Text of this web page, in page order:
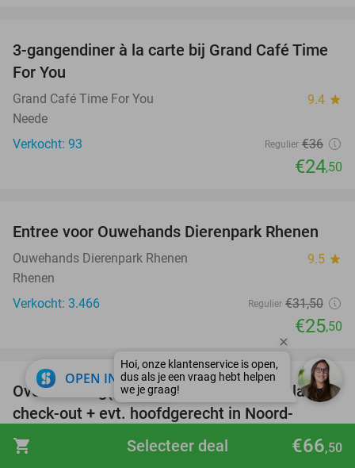
shopping_cart €66,50
Selecteer deal
32%
3-gangendiner à la carte bij Grand Café Time
For You
Grand Café Time For You 9.4 star
Neede
Verkocht: 93
Regulier €36
€24,50
19%
Entree voor Ouwehands Dierenpark Rhenen
Ouwehands Dierenpark Rhenen 9.5 star
Rhenen
Verkocht: 3.466
Regulier €31,50
€25,50
42%
Overnachting(en) voor 2 + ontbijt + evt. late
check-out + evt. hoofdgerecht in Noord-
Limburg
OPEN IN APP close